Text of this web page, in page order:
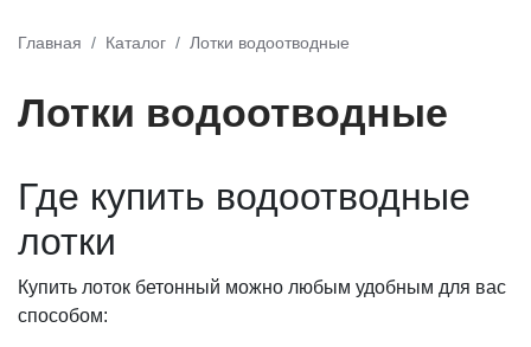
Главная Каталог Лотки водоотводные
Лотки водоотводные
Где купить водоотводные
лотки
Купить лоток бетонный можно любым удобным для вас
способом: